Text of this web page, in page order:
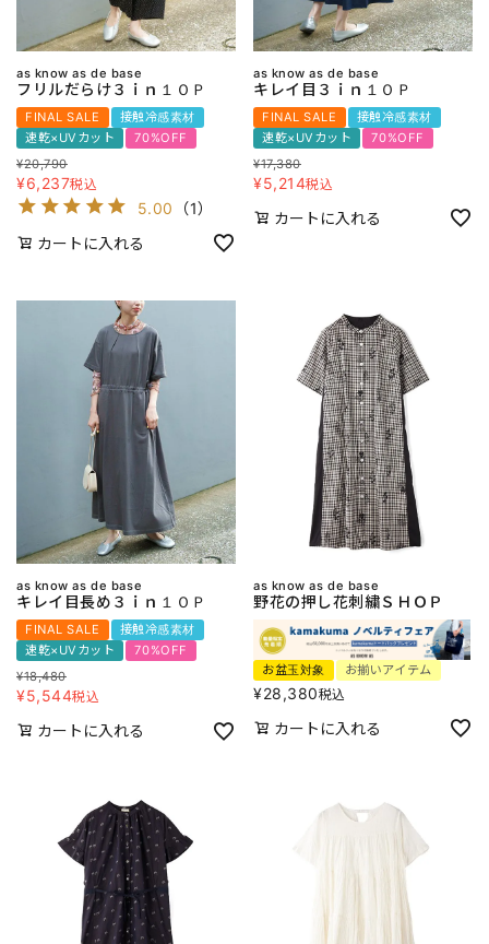
as know as de base
フリルだらけ３ｉｎ１ＯＰ
FINAL SALE
接触冷感素材
速乾×UVカット
70%OFF
¥20,790
¥6,237税込
5.00 （1）
カートに入れる
as know as de base
キレイ目３ｉｎ１ＯＰ
FINAL SALE
接触冷感素材
速乾×UVカット
70%OFF
¥17,380
¥5,214税込
カートに入れる
as know as de base
キレイ目長め３ｉｎ１ＯＰ
FINAL SALE
接触冷感素材
速乾×UVカット
70%OFF
¥18,480
¥5,544税込
カートに入れる
as know as de base
野花の押し花刺繍ＳＨＯＰ
お盆玉対象 お揃いアイテム
¥28,380税込
カートに入れる